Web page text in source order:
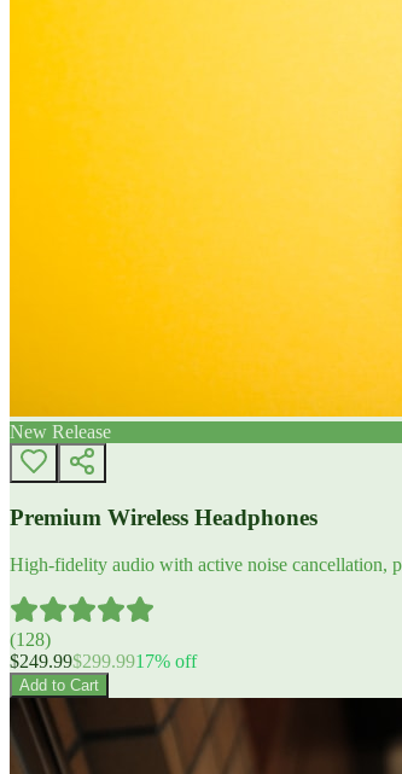
New Release
Premium Wireless Headphones
High-fidelity audio with active noise cancellation,
(128)
$249.99$299.9917% off
Add to Cart